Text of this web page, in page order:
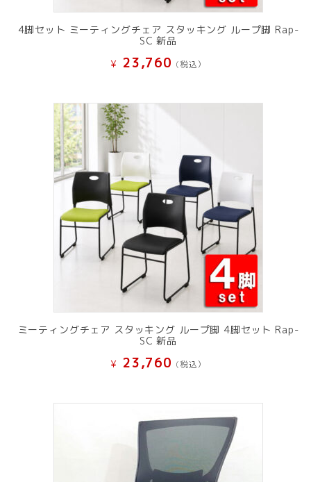
4脚セット ミーティングチェア スタッキング ループ脚 Rap-
SC 新品
¥ 23,760 (税込）
ミーティングチェア スタッキング ループ脚 4脚セット Rap-
SC 新品
¥ 23,760 (税込）